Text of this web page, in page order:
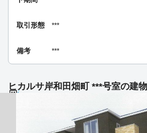
取引形態 ***
備考 ***
ヒカルサ岸和田畑町 ***号室の建